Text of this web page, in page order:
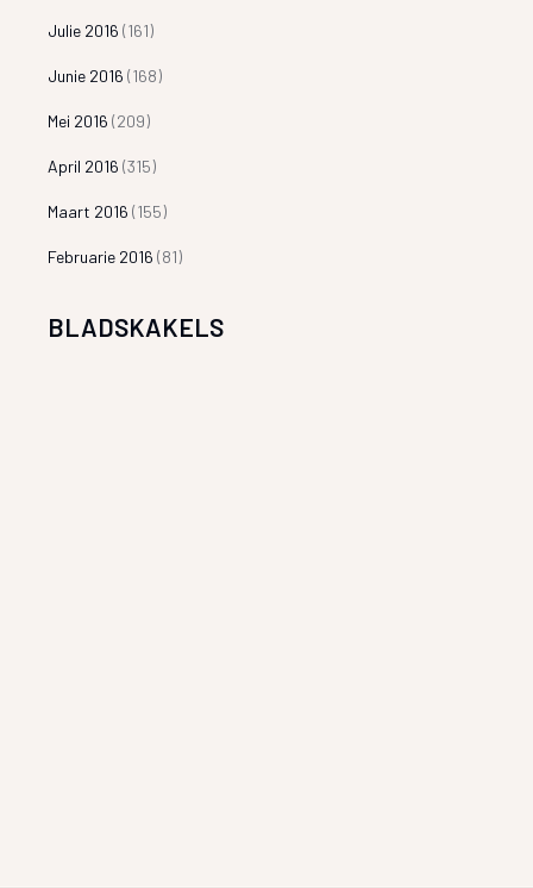
Julie 2016 (161)
Junie 2016 (168)
Mei 2016 (209)
April 2016 (315)
Maart 2016 (155)
Februarie 2016 (81)
BLADSKAKELS